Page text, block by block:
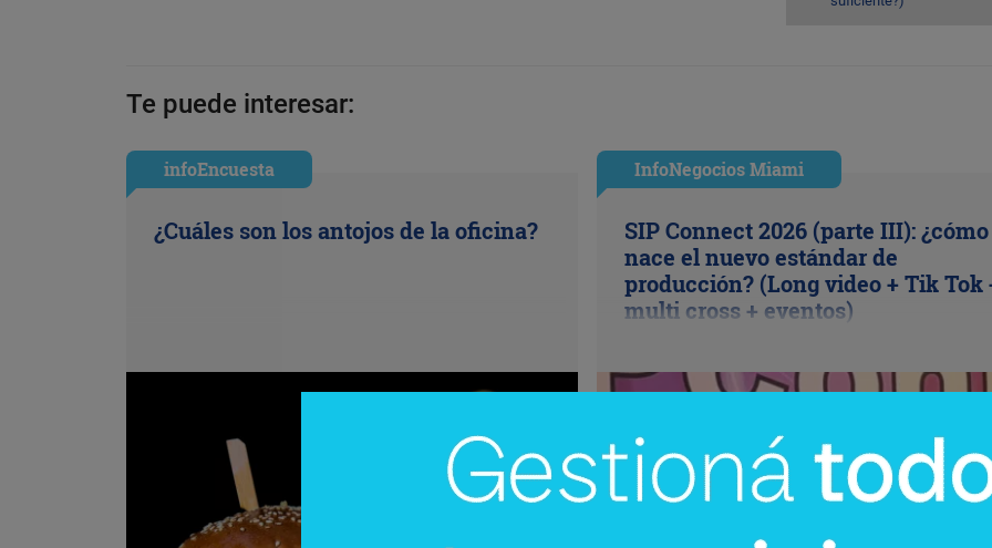
Te puede interesar:
infoEncuesta
¿Cuáles son los antojos de la oficina?
InfoNegocios Miami
SIP Connect 2026 (parte III): ¿cómo
nace el nuevo estándar de
producción? (Long video + Tik Tok
multi cross + eventos)